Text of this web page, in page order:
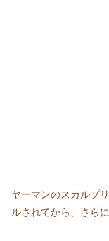
ヤーマンのスカルプ
ルされてから、さら